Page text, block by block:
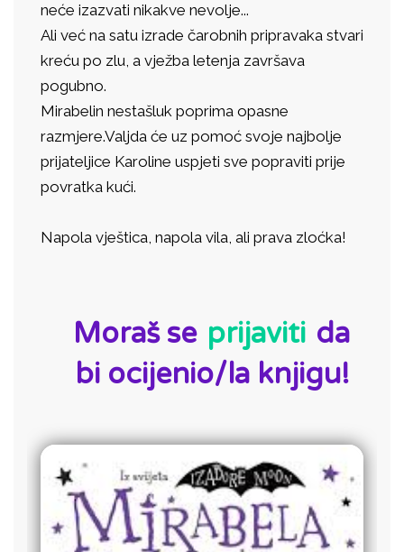
neće izazvati nikakve nevolje...
Ali već na satu izrade čarobnih pripravaka stvari
kreću po zlu, a vježba letenja završava
pogubno.
Mirabelin nestašluk poprima opasne
razmjere.Valjda će uz pomoć svoje najbolje
prijateljice Karoline uspjeti sve popraviti prije
povratka kući.
Napola vještica, napola vila, ali prava zloćka!
Moraš se prijaviti da
bi ocijenio/la knjigu!